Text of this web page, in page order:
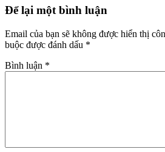
Để lại một bình luận
Email của bạn sẽ không được hiển thị
buộc được đánh dấu *
Bình luận *